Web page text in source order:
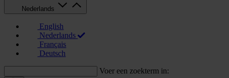
Nederlands
English
Nederlands
Français
Deutsch
Voer een zoekterm in: